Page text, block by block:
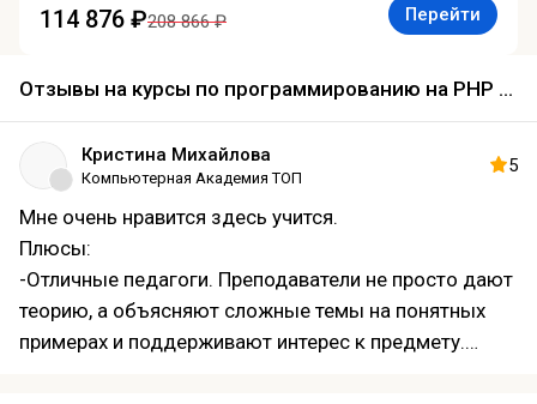
114 876 ₽208 866 ₽ Перейти
Отзывы на курсы по программированию на PHP 2026
Кристина Михайлова
Компьютерная Академия ТОП
5
Мне очень нравится здесь учится.
Плюсы:
-Отличные педагоги. Преподаватели не просто дают
теорию, а объясняют сложные темы на понятных
примерах и поддерживают интерес к предмету.